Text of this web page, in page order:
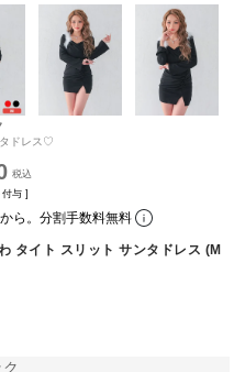
ドレス♡
付与 ]
から。分割手数料無料
タイト スリット サンタドレス (M